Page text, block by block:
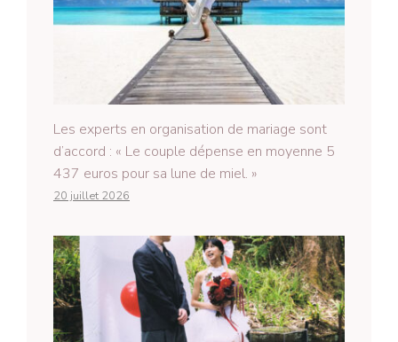
Les experts en organisation de mariage sont
d’accord : « Le couple dépense en moyenne 5
437 euros pour sa lune de miel. »
20 juillet 2026